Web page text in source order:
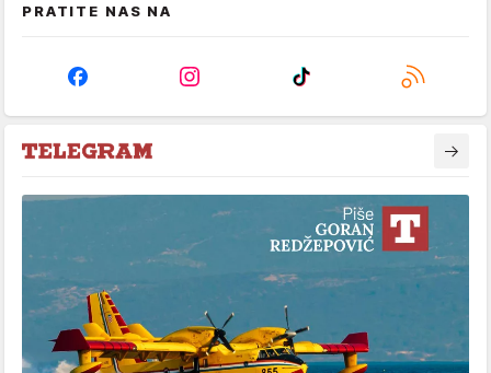
PRATITE NAS NA